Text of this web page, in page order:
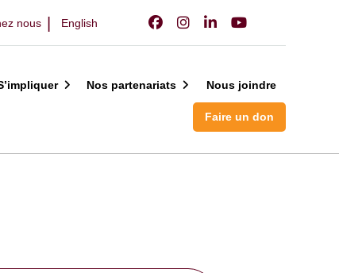
nous English
Nos partenariats Nous joindre
Faire un don